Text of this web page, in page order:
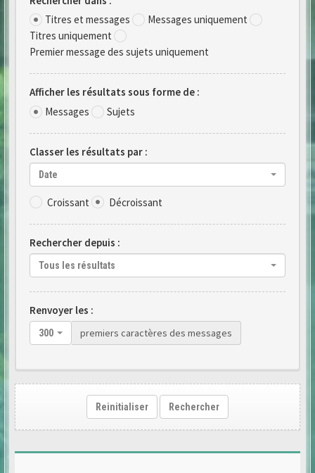
Titres et messages
Messages uniquement
Titres uniquement
Premier message des sujets uniquement
Afficher les résultats sous forme de :
Messages
Sujets
Classer les résultats par :
Date
Croissant Décroissant
Rechercher depuis :
Tous les résultats
Renvoyer les :
300 premiers caractères des messages
Reinitialiser Rechercher